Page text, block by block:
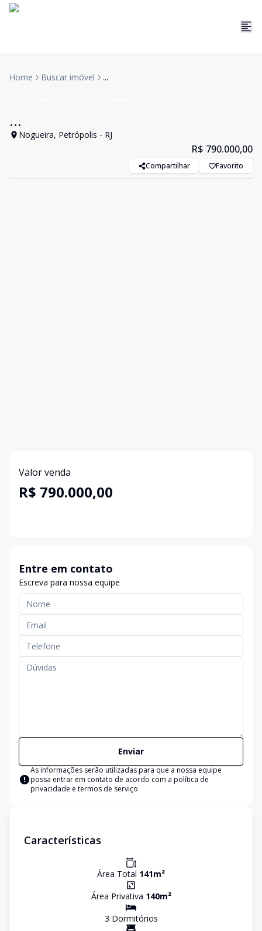
Home Buscar imóvel ...
...
Nogueira, Petrópolis - RJ
R$ 790.000,00
Compartilhar Favorito
Valor venda
R$ 790.000,00
Entre em contato
Escreva para nossa equipe
Enviar
As informações serão utilizadas para que a nossa equipe
possa entrar em contato de acordo com a política de
privacidade e termos de serviço
Características
Área Total 141m²
Área Privativa 140m²
3 Dormitórios